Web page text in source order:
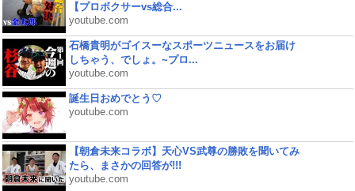
【プロボクサーvs総合...
youtube.com
石橋貴明がゴイスーなスポーツニュースをお届け
しちゃう、でしょ。~プロ...
youtube.com
誕生日おめでとう♡
youtube.com
【朝倉未来コラボ】天心VS武尊の勝敗を聞いてみ
たら、まさかの回答が!!!
youtube.com